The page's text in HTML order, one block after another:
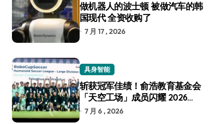
做机器人的波士顿 被做汽车的韩
国现代 全资收购了
7 月 17 , 2026
具身智能
斩获冠军佳绩！俞浩教育基金会
「天空工场」成员闪耀 2026
RoboCup 机器人世界杯
7 月 6 , 2026